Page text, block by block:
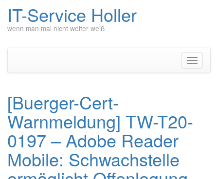
IT-Service Holler
wenn man mal nicht weiter weiß
[Buerger-Cert-
Warnmeldung] TW-T20-
0197 – Adobe Reader
Mobile: Schwachstelle